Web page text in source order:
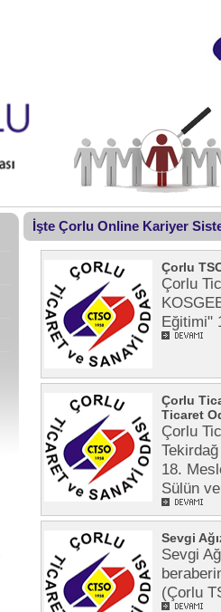
İşte Çorlu Online Kariyer
Çorlu
Çorlu
Eğitimi"
Çorlu
Ticaret
Çorlu
18.
Sülün
Sevgi
Sevgi
(Çorlu